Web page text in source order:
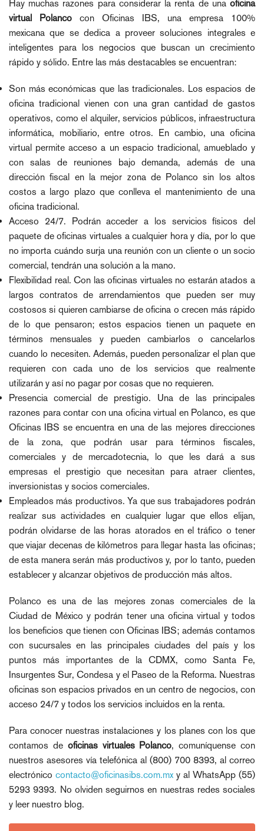
Hay muchas razones para considerar la renta de una oficina
virtual Polanco con Oficinas IBS, una empresa 100%
mexicana que se dedica a proveer soluciones integrales e
inteligentes para los negocios que buscan un crecimiento
rápido y sólido. Entre las más destacables se encuentran:
Son más económicas que las tradicionales. Los espacios de
oficina tradicional vienen con una gran cantidad de gastos
operativos, como el alquiler, servicios públicos, infraestructura
informática, mobiliario, entre otros. En cambio, una oficina
virtual permite acceso a un espacio tradicional, amueblado y
con salas de reuniones bajo demanda, además de una
dirección fiscal en la mejor zona de Polanco sin los altos
costos a largo plazo que conlleva el mantenimiento de una
oficina tradicional.
Acceso 24/7. Podrán acceder a los servicios físicos del
paquete de oficinas virtuales a cualquier hora y día, por lo que
no importa cuándo surja una reunión con un cliente o un socio
comercial, tendrán una solución a la mano.
Flexibilidad real. Con las oficinas virtuales no estarán atados a
largos contratos de arrendamientos que pueden ser muy
costosos si quieren cambiarse de oficina o crecen más rápido
de lo que pensaron; estos espacios tienen un paquete en
términos mensuales y pueden cambiarlos o cancelarlos
cuando lo necesiten. Además, pueden personalizar el plan que
requieren con cada uno de los servicios que realmente
utilizarán y así no pagar por cosas que no requieren.
Presencia comercial de prestigio. Una de las principales
razones para contar con una oficina virtual en Polanco, es que
Oficinas IBS se encuentra en una de las mejores direcciones
de la zona, que podrán usar para términos fiscales,
comerciales y de mercadotecnia, lo que les dará a sus
empresas el prestigio que necesitan para atraer clientes,
inversionistas y socios comerciales.
Empleados más productivos. Ya que sus trabajadores podrán
realizar sus actividades en cualquier lugar que ellos elijan,
podrán olvidarse de las horas atorados en el tráfico o tener
que viajar decenas de kilómetros para llegar hasta las oficinas;
de esta manera serán más productivos y, por lo tanto, pueden
establecer y alcanzar objetivos de producción más altos.
Polanco es una de las mejores zonas comerciales de la
Ciudad de México y podrán tener una oficina virtual y todos
los beneficios que tienen con Oficinas IBS; además contamos
con sucursales en las principales ciudades del país y los
puntos más importantes de la CDMX, como Santa Fe,
Insurgentes Sur, Condesa y el Paseo de la Reforma. Nuestras
oficinas son espacios privados en un centro de negocios, con
acceso 24/7 y todos los servicios incluidos en la renta.
Para conocer nuestras instalaciones y los planes con los que
contamos de oficinas virtuales Polanco, comuníquense con
nuestros asesores vía telefónica al (800) 700 8393, al correo
electrónico contacto@oficinasibs.com.mx y al WhatsApp (55)
5293 9393. No olviden seguirnos en nuestras redes sociales
y leer nuestro blog.